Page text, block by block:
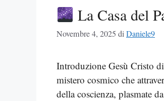
La Casa del
Novembre 4, 2025 diDaniele9
Introduzione Gesù Cristo
mistero cosmico che
della coscienza, plasmate